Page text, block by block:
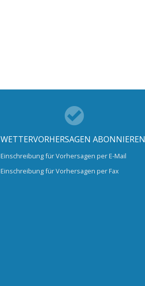
WETTERVORHERSAGEN ABONNIEREN
Einschreibung für Vorhersagen per E-Mail
Einschreibung für Vorhersagen per Fax